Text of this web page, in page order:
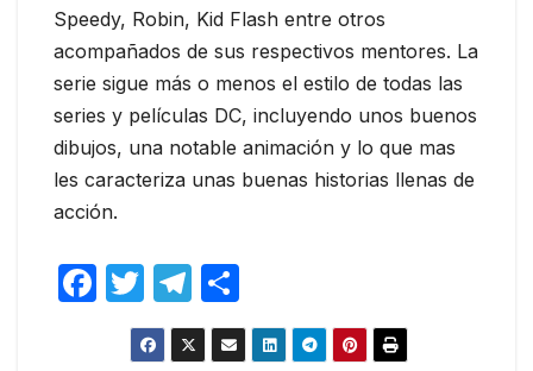
Speedy, Robin, Kid Flash entre otros
acompañados de sus respectivos mentores. La
serie sigue más o menos el estilo de todas las
series y películas DC, incluyendo unos buenos
dibujos, una notable animación y lo que mas
les caracteriza unas buenas historias llenas de
acción.
F
T
w
itt
T
el
e
o
m